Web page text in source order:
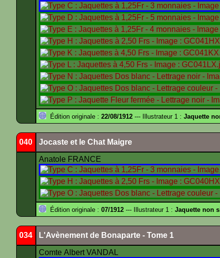
Édition originale : 22/08/1912 --- Illustrateur 1 : Jaquette
040 Jocaste et le Chat Maigre
Anatole FRANCE
Édition originale : 07/1912 --- Illustrateur 1 : Jaquette non
034 L'Avènement de Bonaparte - Tome 1
Comte Albert VANDAL